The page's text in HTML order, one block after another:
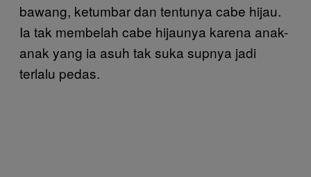
bawang, ketumbar dan tentunya cabe hijau.
Ia tak membelah cabe hijaunya karena anak-
anak yang ia asuh tak suka supnya jadi
terlalu pedas.